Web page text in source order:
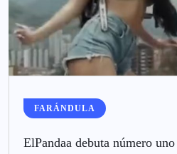
FARÁNDULA
ElPandaa debuta número